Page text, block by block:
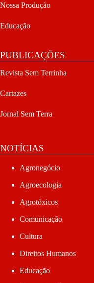
Nossa Produção
Educação
PUBLICAÇÕES
Revista Sem Terrinha
Cartazes
Jornal Sem Terra
NOTÍCIAS
Agronegócio
Agroecologia
Agrotóxicos
Comunicação
Cultura
Direitos Humanos
Educação